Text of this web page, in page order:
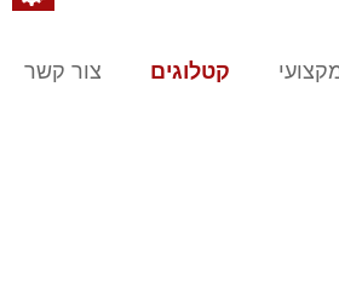
קטלוגים צור קשר